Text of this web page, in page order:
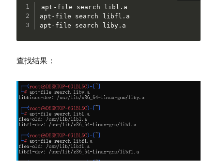
apt-file search libl.a
apt-file search libfl.a
apt-file search liby.a
查找结果：